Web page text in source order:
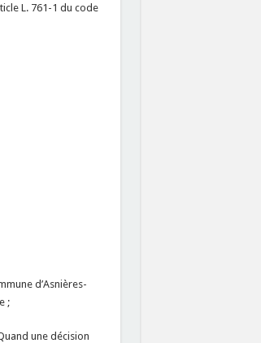
L. 761-1 du code
d’Asnières-
;
une décision